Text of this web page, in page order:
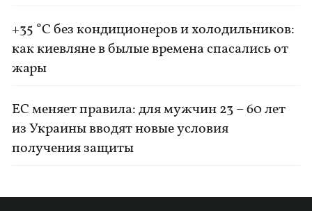
+35 °C без кондиционеров и холодильников:
как киевляне в былые времена спасались от
жары
ЕС меняет правила: для мужчин 23 – 60 лет
из Украины вводят новые условия
получения защиты